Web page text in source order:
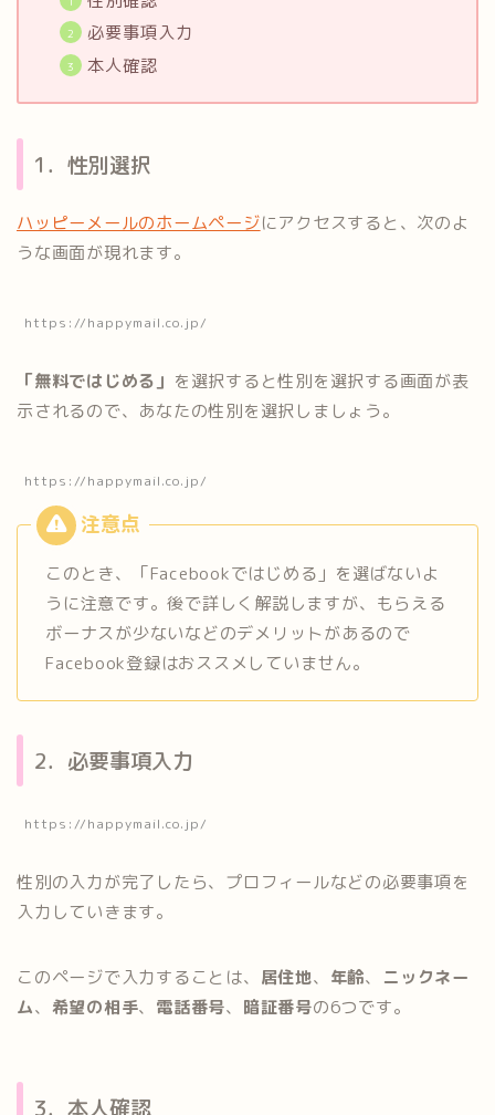
必要事項入力
本人確認
1．性別選択
ハッピーメールのホームページにアクセスすると、次のよ
うな画面が現れます。
https://happymail.co.jp/
「無料ではじめる」 を選択すると性別を選択する画面が表
示されるので、あなたの性別を選択しましょう。
https://happymail.co.jp/
このとき、「Facebookではじめる」を選ばないよ
うに注意です。後で詳しく解説しますが、もらえる
ボーナスが少ないなどのデメリットがあるので
Facebook登録はおススメしていません。
2．必要事項入力
https://happymail.co.jp/
性別の入力が完了したら、プロフィールなどの必要事項を
入力していきます。
このページで入力することは、 居住地、 年齢、 ニックネー
ム、 希望の相手、 電話番号、 暗証番号の6つです。
3．本人確認